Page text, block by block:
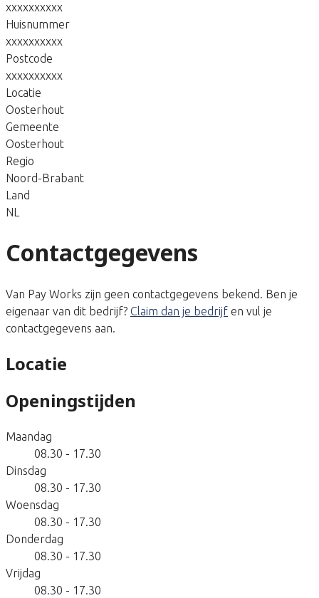
xxxxxxxxxx
Huisnummer
xxxxxxxxxx
Postcode
xxxxxxxxxx
Locatie
Oosterhout
Gemeente
Oosterhout
Regio
Noord-Brabant
Land
NL
Contactgegevens
Van Pay Works zijn geen contactgegevens bekend. Ben je
eigenaar van dit bedrijf? Claim dan je bedrijf en vul je
contactgegevens aan.
Locatie
Openingstijden
Maandag
08.30 - 17.30
Dinsdag
08.30 - 17.30
Woensdag
08.30 - 17.30
Donderdag
08.30 - 17.30
Vrijdag
08.30 - 17.30